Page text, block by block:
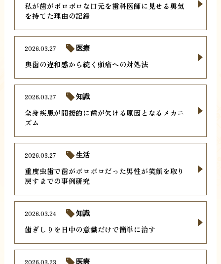
私が歯がボロボロな口元を歯科医師に見せる勇気
を持てた理由の記録
奥歯の違和感から続く頭痛への対処法
2026.03.27 医療
全身疾患が間接的に歯が欠ける原因となるメカニ
ズム
2026.03.27 知識
重度虫歯で歯がボロボロだった男性が笑顔を取り
戻すまでの事例研究
2026.03.27 生活
歯ぎしりを日中の意識だけで簡単に治す
2026.03.24 知識
2026.03.23 医療